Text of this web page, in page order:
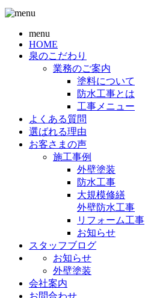
menu
HOME
泉のこだわり
業務のご案内
塗料について
防水工事とは
工事メニュー
よくある質問
選ばれる理由
お客さまの声
施工事例
外壁塗装
防水工事
大規模修繕
外壁防水工事
リフォーム工事
お知らせ
スタッフブログ
お知らせ
外壁塗装
会社案内
お問合わせ